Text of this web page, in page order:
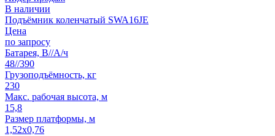
В наличии
Подъёмник коленчатый SWA16JE
Цена
по запросу
Батарея, В//А/ч
48//390
Грузоподъёмность, кг
230
Макс. рабочая высота, м
15,8
Размер платформы, м
1,52x0,76